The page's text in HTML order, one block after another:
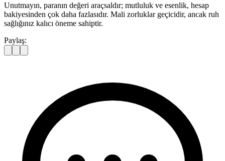
Unutmayın, paranın değeri araçsaldır; mutluluk ve esenlik, hesap
bakiyesinden çok daha fazlasıdır. Mali zorluklar geçicidir, ancak ruh
sağlığınız kalıcı öneme sahiptir.
Paylaş: